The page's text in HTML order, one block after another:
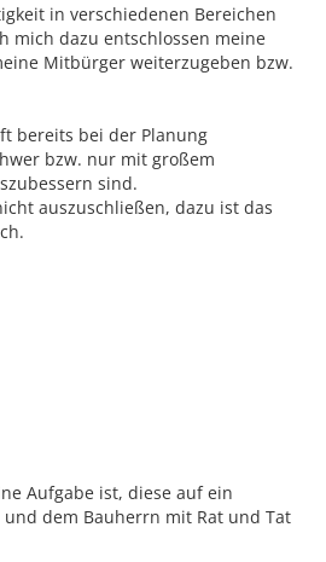
in verschiedenen Bereichen
mich dazu entschlossen meine
Mitbürger weiterzugeben bzw.
bereits bei der Planung
bzw. nur mit großem
sind.
auszuschließen, dazu ist das
Aufgabe ist, diese auf ein
dem Bauherrn mit Rat und Tat